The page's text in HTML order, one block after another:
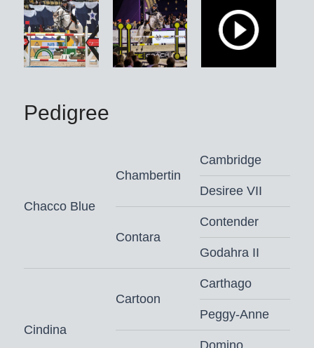
En dan is er nog een succes voor de
geschiedenisboeken: in 2024 leverde
Chacoon Blue met Chacoona
Bundeskampioenen van de zes-
springpaarden. Beide talenten zetten
hun carrière al internationaal voort.
Meer dan 60 goedgekeurde zonen
staan reeds voor Chacoon Blue te
boek. Chacoon Blue levert ook steeds
weer sensationele veilingtoppers. Zo
werd zijn dochter Chacoontilotta PS
voor 3,5 miljoen euro de prijstopper
Pedigree
Chacco Blue
Chambertin
Cambridge
Desiree VII
Contara
Contender
Godahra II
Cindina
Cartoon
Carthago
Peggy-Anne